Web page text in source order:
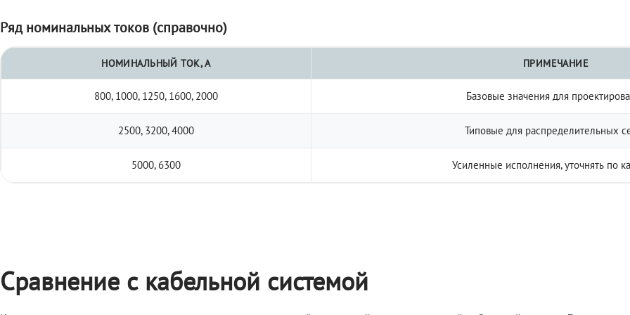
Ряд номинальных токов (справочно)
НОМИНАЛЬНЫЙ ТОК, А ПРИМЕЧАНИЕ
800, 1000, 1250, 1600, 2000 Базовые значения для
2500, 3200, 4000 Типовые для распределительных
5000, 6300 Усиленные исполнения, уточнять по
Сравнение с кабельной системой